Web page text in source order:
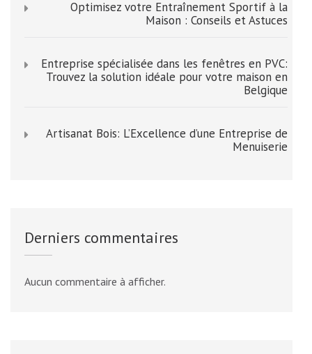
Optimisez votre Entraînement Sportif à la
Maison : Conseils et Astuces
Entreprise spécialisée dans les fenêtres en PVC:
Trouvez la solution idéale pour votre maison en
Belgique
Artisanat Bois: L’Excellence d’une Entreprise de
Menuiserie
Derniers commentaires
Aucun commentaire à afficher.